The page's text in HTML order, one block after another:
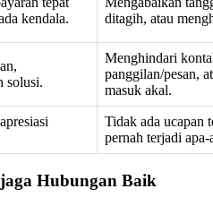
kendala.
ditagih, atau
solusi.
Menghindari
panggilan/pesan,
masuk akal.
Tidak ada ucapan
pernah terjadi apa-
Hubungan Baik